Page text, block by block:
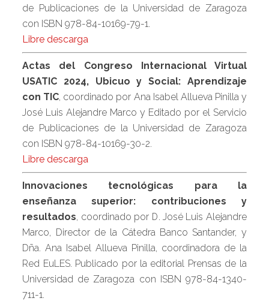
de Publicaciones de la Universidad de Zaragoza
con ISBN 978-84-10169-79-1.
Libre descarga
Actas del Congreso Internacional Virtual
USATIC 2024, Ubicuo y Social: Aprendizaje
con TIC, coordinado por Ana Isabel Allueva Pinilla y
José Luis Alejandre Marco y Editado por el Servicio
de Publicaciones de la Universidad de Zaragoza
con ISBN 978-84-10169-30-2.
Libre descarga
Innovaciones tecnológicas para la
enseñanza superior: contribuciones y
resultados, coordinado por D. José Luis Alejandre
Marco, Director de la Cátedra Banco Santander, y
Dña. Ana Isabel Allueva Pinilla, coordinadora de la
Red EuLES. Publicado por la editorial Prensas de la
Universidad de Zaragoza con ISBN 978-84-1340-
711-1.